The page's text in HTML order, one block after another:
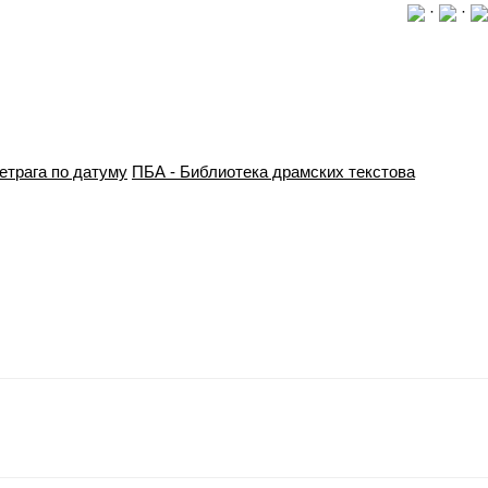
· ·
по датуму ПБА - Библиотека драмских текстова